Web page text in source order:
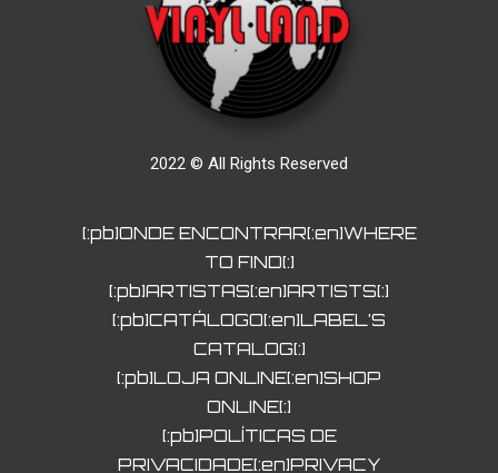
2022 © All Rights Reserved
[:pb]ONDE ENCONTRAR[:en]WHERE
TO FIND[:]
[:pb]ARTISTAS[:en]ARTISTS[:]
[:pb]CATÁLOGO[:en]LABEL’S
CATALOG[:]
[:pb]LOJA ONLINE[:en]SHOP
ONLINE[:]
[:pb]POLÍTICAS DE
PRIVACIDADE[:en]PRIVACY